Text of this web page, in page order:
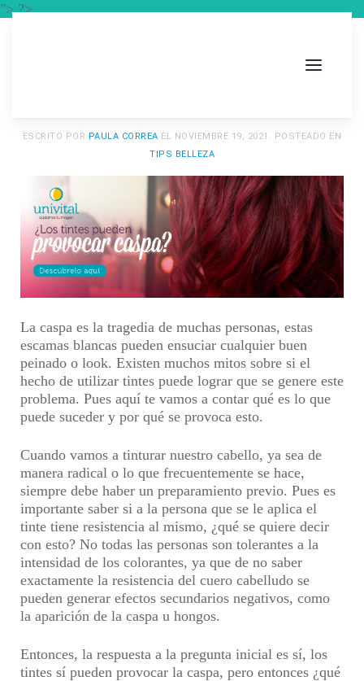
"> ?>
ESCRITO POR PAULA CORREA EL NOVIEMBRE 19, 2021 . POSTEADO EN
TIPS BELLEZA
La caspa es la tragedia de muchas personas, estas
escamas blancas pueden ensuciar cualquier buen
peinado o look. Existen muchos mitos sobre si el
hecho de utilizar tintes puede lograr que se genere este
problema. Pues aquí te vamos a contar qué es lo que
puede suceder y por qué se provoca esto.
Cuando vamos a tinturar nuestro cabello, ya sea de
manera radical o lo que frecuentemente se hace,
siempre debe haber un preparamiento previo. Pues es
importante saber si a la persona que se le aplica el
tinte tiene resistencia al mismo, ¿qué se quiere decir
con esto? No todas las personas son tolerantes a la
intensidad de los colorantes, ya que de no saber
exactamente la resistencia del cuero cabelludo se
pueden generar efectos secundarios negativos, como
la aparición de la caspa u hongos.
Entonces, la respuesta a la pregunta inicial es sí, los
tintes sí pueden provocar la caspa, pero entonces ¿qué